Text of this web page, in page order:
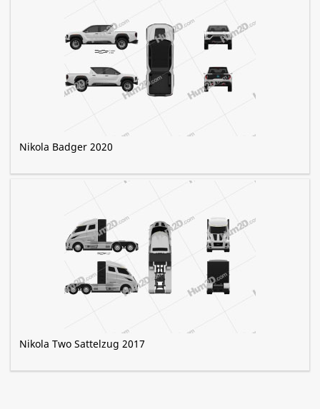
Nikola Badger 2020
Nikola Two Sattelzug 2017